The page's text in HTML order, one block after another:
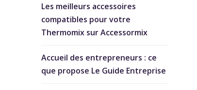
Les meilleurs accessoires
compatibles pour votre
Thermomix sur Accessormix
Accueil des entrepreneurs : ce
que propose Le Guide Entreprise